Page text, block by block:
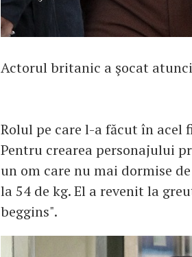
Actorul britanic a şocat
Rolul pe care l-a făcut în
Pentru crearea personajului
un om care nu mai dormise
la 54 de kg. El a revenit la
beggins".